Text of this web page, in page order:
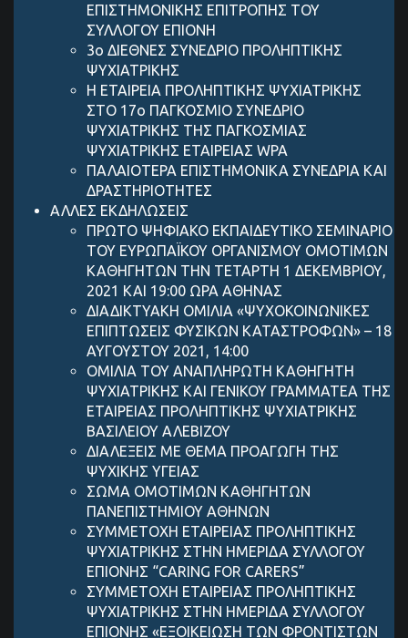
ΕΠΙΣΤΗΜΟΝΙΚΗΣ ΕΠΙΤΡΟΠΗΣ ΤΟΥ
ΣΥΛΛΟΓΟΥ ΕΠΙΟΝΗ
3ο ΔΙΕΘΝΕΣ ΣΥΝΕΔΡΙΟ ΠΡΟΛΗΠΤΙΚΗΣ
ΨΥΧΙΑΤΡΙΚΗΣ
Η ΕΤΑΙΡΕΙΑ ΠΡΟΛΗΠΤΙΚΗΣ ΨΥΧΙΑΤΡΙΚΗΣ
ΣΤΟ 17ο ΠΑΓΚΟΣΜΙΟ ΣΥΝΕΔΡΙΟ
ΨΥΧΙΑΤΡΙΚΗΣ ΤΗΣ ΠΑΓΚΟΣΜΙΑΣ
ΨΥΧΙΑΤΡΙΚΗΣ ΕΤΑΙΡΕΙΑΣ WPA
ΠΑΛΑΙΟΤΕΡΑ ΕΠΙΣΤΗΜΟΝΙΚΑ ΣΥΝΕΔΡΙΑ ΚΑΙ
ΔΡΑΣΤΗΡΙΟΤΗΤΕΣ
ΑΛΛΕΣ ΕΚΔΗΛΩΣΕΙΣ
ΠΡΩΤΟ ΨΗΦΙΑΚΟ ΕΚΠΑΙΔΕΥΤΙΚΟ ΣΕΜΙΝΑΡΙΟ
ΤΟΥ ΕΥΡΩΠΑΪΚΟΥ ΟΡΓΑΝΙΣΜΟΥ ΟΜΟΤΙΜΩΝ
ΚΑΘΗΓΗΤΩΝ ΤΗΝ ΤΕΤΑΡΤΗ 1 ΔΕΚΕΜΒΡΙΟΥ,
2021 ΚΑΙ 19:00 ΩΡΑ ΑΘΗΝΑΣ
ΔΙΑΔΙΚΤΥΑΚΗ ΟΜΙΛΙΑ «ΨΥΧΟΚΟΙΝΩΝΙΚΕΣ
ΕΠΙΠΤΩΣΕΙΣ ΦΥΣΙΚΩΝ ΚΑΤΑΣΤΡΟΦΩΝ» – 18
ΑΥΓΟΥΣΤΟΥ 2021, 14:00
ΟΜΙΛΙΑ ΤΟΥ ΑΝΑΠΛΗΡΩΤΗ ΚΑΘΗΓΗΤΗ
ΨΥΧΙΑΤΡΙΚΗΣ ΚΑΙ ΓΕΝΙΚΟΥ ΓΡΑΜΜΑΤΕΑ ΤΗΣ
ΕΤΑΙΡΕΙΑΣ ΠΡΟΛΗΠΤΙΚΗΣ ΨΥΧΙΑΤΡΙΚΗΣ
ΒΑΣΙΛΕΙΟΥ ΑΛΕΒΙΖΟΥ
ΔΙΑΛΕΞΕΙΣ ΜΕ ΘΕΜΑ ΠΡΟΑΓΩΓΗ ΤΗΣ
ΨΥΧΙΚΗΣ ΥΓΕΙΑΣ
ΣΩΜΑ ΟΜΟΤΙΜΩΝ ΚΑΘΗΓΗΤΩΝ
ΠΑΝΕΠΙΣΤΗΜΙΟΥ ΑΘΗΝΩΝ
ΣΥΜΜΕΤΟΧΗ ΕΤΑΙΡΕΙΑΣ ΠΡΟΛΗΠΤΙΚΗΣ
ΨΥΧΙΑΤΡΙΚΗΣ ΣΤΗΝ ΗΜΕΡΙΔΑ ΣΥΛΛΟΓΟΥ
ΕΠΙΟΝΗΣ “CARING FOR CARERS”
ΣΥΜΜΕΤΟΧΗ ΕΤΑΙΡΕΙΑΣ ΠΡΟΛΗΠΤΙΚΗΣ
ΨΥΧΙΑΤΡΙΚΗΣ ΣΤΗΝ ΗΜΕΡΙΔΑ ΣΥΛΛΟΓΟΥ
ΕΠΙΟΝΗΣ «ΕΞΟΙΚΕΙΩΣΗ ΤΩΝ ΦΡΟΝΤΙΣΤΩΝ